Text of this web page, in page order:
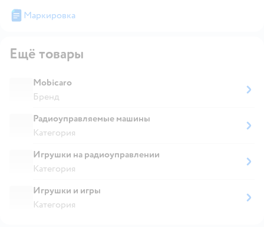
Маркировка
Ещё товары
Mobicaro
Бренд
Радиоуправляемые машины
Категория
Игрушки на радиоуправлении
Категория
Игрушки и игры
Категория